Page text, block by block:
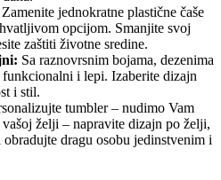
Zamenite jednokratne plastične čaše
opcijom. Smanjite svoj
zaštiti životne sredine.
Sa raznovrsnim bojama, dezenima
i lepi. Izaberite dizajn
i stil.
tumbler – nudimo Vam
želji – napravite dizajn po želji,
dragu osobu jedinstvenim i